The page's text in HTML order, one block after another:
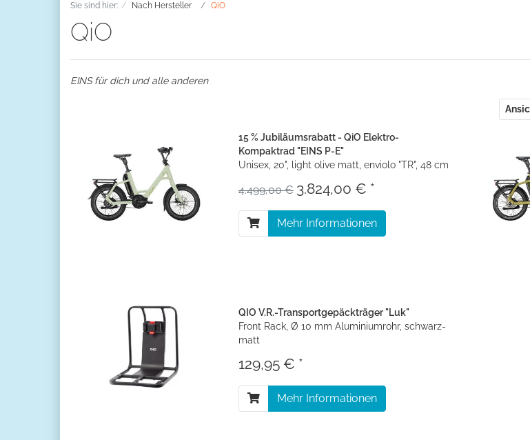
Sie sind hier: Nach Hersteller QiO
QiO
EINS für dich und alle anderen
15 % Jubiläumsrabatt - QiO Elektro-
Kompaktrad "EINS P-E"
Unisex, 20", light olive matt, enviolo "TR", 48 cm
4.499,00 € 3.824,00 € *
Mehr Informationen
QIO V.R.-Transportgepäckträger "Luk"
Front Rack, Ø 10 mm Aluminiumrohr, schwarz-
matt
129,95 € *
Mehr Informationen